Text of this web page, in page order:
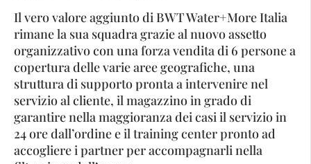
Il vero valore aggiunto di BWT Water+More Italia
rimane la sua squadra grazie al nuovo assetto
organizzativo con una forza vendita di 6 persone a
copertura delle varie aree geografiche, una
struttura di supporto pronta a intervenire nel
servizio al cliente, il magazzino in grado di
garantire nella maggioranza dei casi il servizio in
24 ore dall’ordine e il training center pronto ad
accogliere i partner per accompagnarli nella